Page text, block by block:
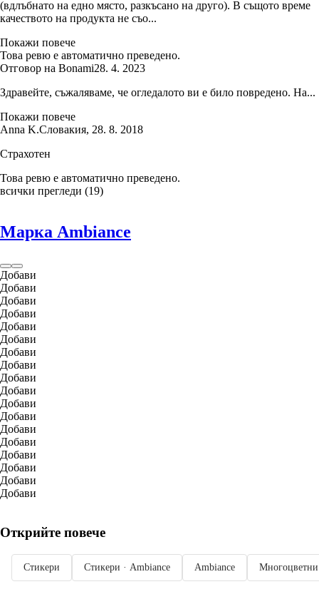
(вдлъбнато на едно място, разкъсано на друго). В същото време
качеството на продукта не съо...
Покажи повече
Това ревю е автоматично преведено.
Отговор на Bonami28. 4. 2023
Здравейте, съжаляваме, че огледалото ви е било повредено. На...
Покажи повече
Anna K.Словакия, 28. 8. 2018
Страхотен
Това ревю е автоматично преведено.
всички прегледи (19)
Марка Ambiance
Добави
Добави
Добави
Добави
Добави
Добави
Добави
Добави
Добави
Добави
Добави
Добави
Добави
Добави
Добави
Добави
Добави
Добави
Открийте повече
Стикери Стикери · Ambiance Ambiance Многоцветни